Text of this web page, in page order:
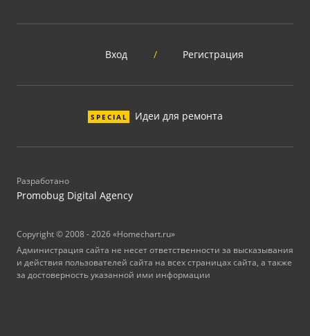
Вход / Регистрация
SPECIAL Идеи для ремонта
Разработано
Promobug Digital Agency
Copyright © 2008 - 2026 «Homechart.ru»
Администрация сайта не несет ответственности за высказывания
и действия пользователей сайта на всех страницах сайта, а также
за достоверность указанной ими информации